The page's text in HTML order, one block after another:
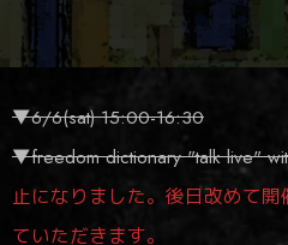
▼6/6(sat) 15:00-16:30
▼freedom dictionary "talk live"
止になりました。後日改めて
ていただきます。